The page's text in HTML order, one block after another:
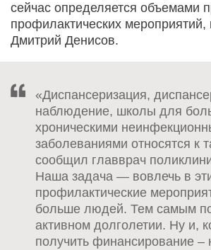
сейчас определяется объемами
профилактических мероприятий,
Дмитрий Денисов.
«Диспансеризация,
наблюдение, школы для
хроническими
заболеваниями относятся к
сообщил главврач
Наша задача — вовлечь в
профилактические
больше людей. Тем самым
активном долголетии. Ну и,
получить финансирование –